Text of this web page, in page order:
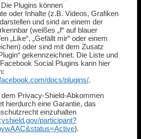
Plugins können
oder Inhalte (z.B. Videos, Grafiken
und sind an einem der
(weißes „f“ auf blauer
„Like“, „Gefällt mir“ oder einem
oder sind mit dem Zusatz
gekennzeichnet. Die Liste und
Social Plugins kann hier
docs/plugins/.
Privacy-Shield-Abkommen
hierdurch eine Garantie, das
einzuhalten
participant?
).